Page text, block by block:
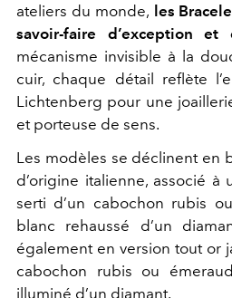
ateliers du monde, les
savoir-faire d’exception et
mécanisme invisible à la
cuir, chaque détail reflète
Lichtenberg pour une
et porteuse de sens.
Les modèles se déclinent en
d’origine italienne, associé
serti d’un cabochon rubis
blanc rehaussé d’un
également en version tout or
cabochon rubis ou
illuminé d’un diamant.